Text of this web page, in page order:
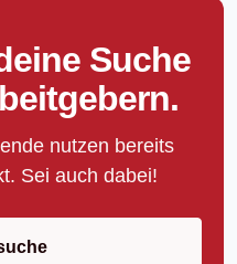
Suche
nutzen bereits
Sei auch dabei!